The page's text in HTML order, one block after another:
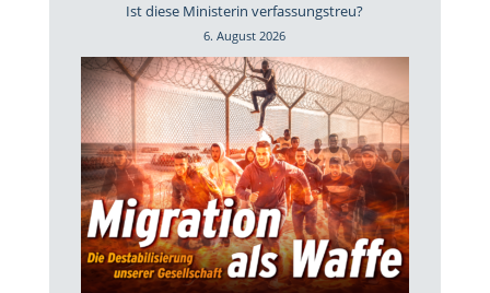
Ist diese Ministerin verfassungstreu?
6. August 2026